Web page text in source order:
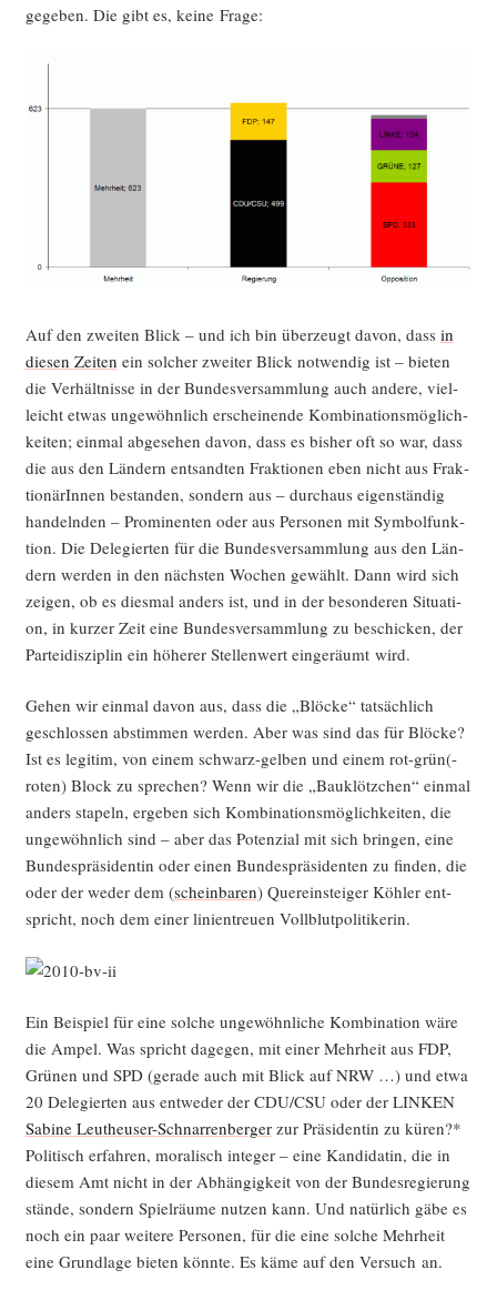
gege­ben. Die gibt es, kei­ne Frage:
Auf den zwei­ten Blick – und ich bin über­zeugt davon, dass in
die­sen Zei­ten ein sol­cher zwei­ter Blick not­wen­dig ist – bie­ten
die Ver­hält­nis­se in der Bun­des­ver­samm­lung auch ande­re, viel­
leicht etwas unge­wöhn­lich erschei­nen­de Kom­bi­na­ti­ons­mög­lich­
kei­ten; ein­mal abge­se­hen davon, dass es bis­her oft so war, dass
die aus den Län­dern ent­sand­ten Frak­tio­nen eben nicht aus Frak­
tio­nä­rIn­nen bestan­den, son­dern aus – durch­aus eigen­stän­dig
han­deln­den – Pro­mi­nen­ten oder aus Per­so­nen mit Sym­bol­funk­
ti­on. Die Dele­gier­ten für die Bun­des­ver­samm­lung aus den Län­
dern wer­den in den nächs­ten Wochen gewählt. Dann wird sich
zei­gen, ob es dies­mal anders ist, und in der beson­de­ren Situa­ti­
on, in kur­zer Zeit eine Bun­des­ver­samm­lung zu beschi­cken, der
Par­tei­dis­zi­plin ein höhe­rer Stel­len­wert ein­ge­räumt wird.
Gehen wir ein­mal davon aus, dass die „Blö­cke“ tat­säch­lich
geschlos­sen abstim­men wer­den. Aber was sind das für Blö­cke?
Ist es legi­tim, von einem schwarz-gel­ben und einem rot-grün(-
roten) Block zu spre­chen? Wenn wir die „Bau­klötz­chen“ ein­mal
anders sta­peln, erge­ben sich Kom­bi­na­ti­ons­mög­lich­kei­ten, die
unge­wöhn­lich sind – aber das Poten­zi­al mit sich brin­gen, eine
Bun­des­prä­si­den­tin oder einen Bun­des­prä­si­den­ten zu fin­den, die
oder der weder dem (schein­ba­ren) Quer­ein­stei­ger Köh­ler ent­
spricht, noch dem einer lini­en­treu­en Vollblutpolitikerin.
Ein Bei­spiel für eine sol­che unge­wöhn­li­che Kom­bi­na­ti­on wäre
die Ampel. Was spricht dage­gen, mit einer Mehr­heit aus FDP,
Grü­nen und SPD (gera­de auch mit Blick auf NRW …) und etwa
20 Dele­gier­ten aus ent­we­der der CDU/CSU oder der LINKEN
Sabi­ne Leu­theu­ser-Schnar­ren­ber­gerzur Prä­si­den­tin zu küren?*
Poli­tisch erfah­ren, mora­lisch inte­ger – eine Kan­di­da­tin, die in
die­sem Amt nicht in der Abhän­gig­keit von der Bun­des­re­gie­rung
stän­de, son­dern Spiel­räu­me nut­zen kann. Und natür­lich gäbe es
noch ein paar wei­te­re Per­so­nen, für die eine sol­che Mehr­heit
eine Grund­la­ge bie­ten könn­te. Es käme auf den Ver­such an.